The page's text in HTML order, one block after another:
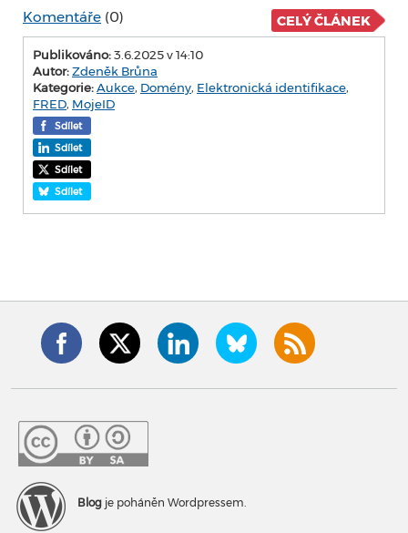
Komentáře (0) CELÝ ČLÁNEK
Publikováno:3.6.2025 v 14:10
Autor:Zdeněk Brůna
Kategorie:Aukce, Domény, Elektronická identifikace,
FRED, MojeID
Sdílet
Sdílet
Sdílet
Sdílet
Blog je poháněn Wordpressem.